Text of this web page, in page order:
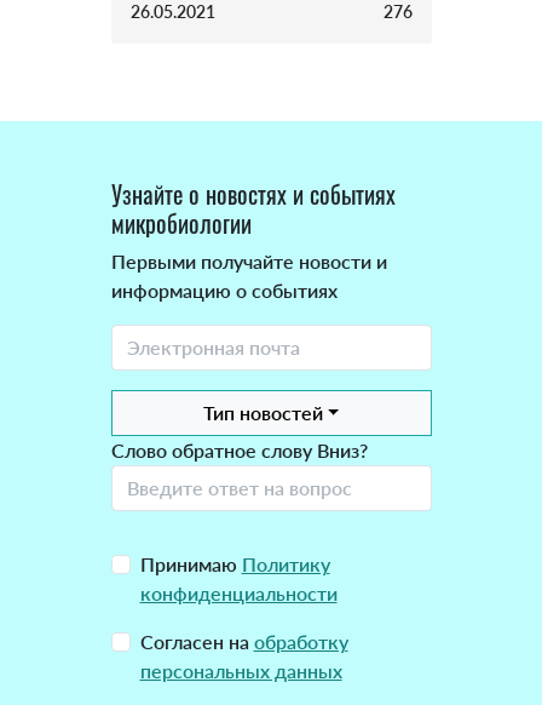
26.05.2021 276
Узнайте о новостях и событиях
микробиологии
Первыми получайте новости и
информацию о событиях
Тип новостей
Слово обратное слову Вниз?
Принимаю Политику
конфиденциальности
Согласен на обработку
персональных данных